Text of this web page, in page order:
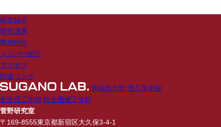
研究紹介
研究成果
教授紹介
メンバー紹介
アクセス
関連リンク
早稲田大学 理工学術院
創造理工学部 総合機械工学科
菅野研究室
〒169-8555東京都新宿区大久保3-4-1